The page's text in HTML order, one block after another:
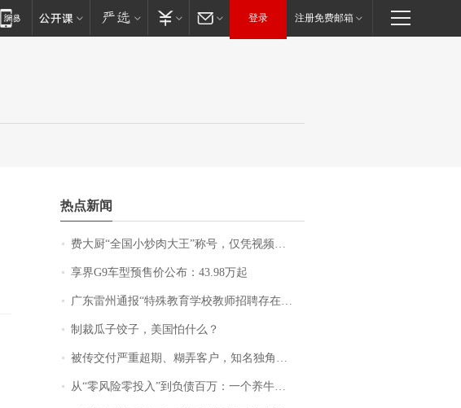
登录 注册免费邮箱
热点新闻
费大厨“全国小炒肉大王”称号，仅凭视频评出？中国烹饪协会回应
享界G9车型预售价公布：43.98万起
广东雷州通报“特殊教育学校教师招聘存在违规行为”：已启动问责程序 副校长被停职
制裁瓜子饺子，美国怕什么？
被传交付严重超期、糊弄客户，知名独角兽车企创始人回应：都没证据，将依法采取措施，“本人长期与美国交管局保持沟通，对方表示肯定”
从“零风险零投入”到负债百万：一个养牛项目崩盘后，谁该为农户的贷款买单丨红星调查